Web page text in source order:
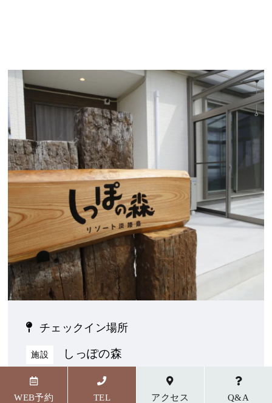
チェックイン場所
施設 しっぽの森
〒656-1727 兵庫県淡路市野島貴船23番地5
WEB予約
TEL アクセス Q&A